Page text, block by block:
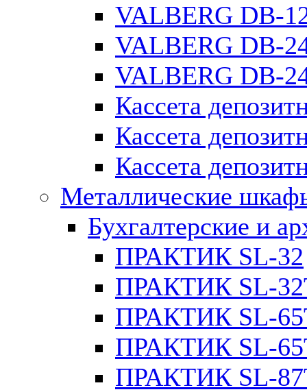
VALBERG DB-
VALBERG DB-
VALBERG DB-
Кассета
Кассета
Кассета
Металлические
Бухгалтерские и
ПРАКТИК SL-32
ПРАКТИК SL-
ПРАКТИК SL-
ПРАКТИК SL-
ПРАКТИК SL-